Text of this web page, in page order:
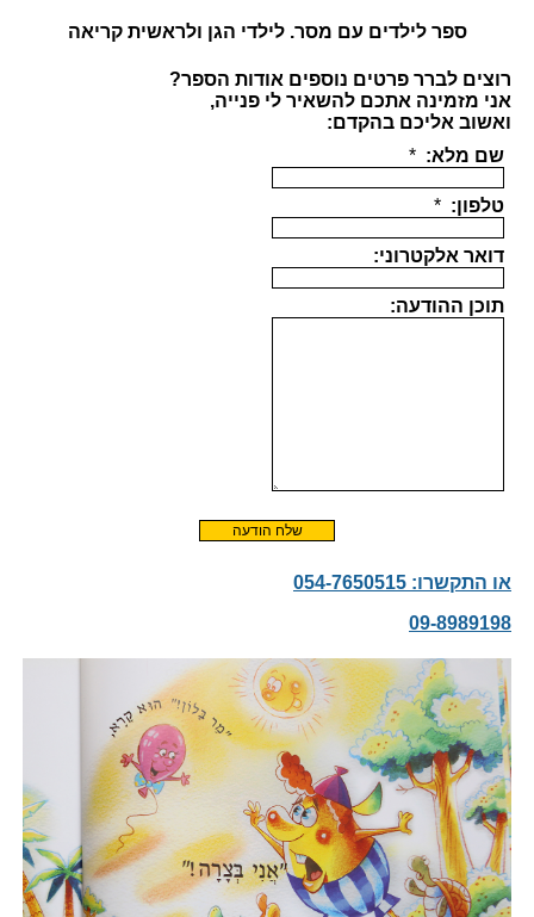
ספר לילדים עם מסר. לילדי הגן ולראשית קריאה
רוצים לברר פרטים נוספים אודות הספר?
אני מזמינה אתכם להשאיר לי פנייה,
ואשוב אליכם בהקדם:
או התקשרו: 054-7650515
09-8989198